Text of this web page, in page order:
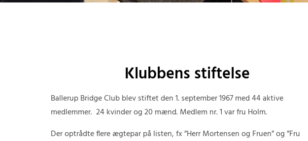
Klubbens stiftelse
Ballerup Bridge Club blev stiftet den 1. september 1967 med 44 aktive
medlemmer. 24 kvinder og 20 mænd. Medlem nr. 1 var fru Holm.
Der optrådte flere ægtepar på listen, fx ”Herr Mortensen og Fruen” og ”Fru